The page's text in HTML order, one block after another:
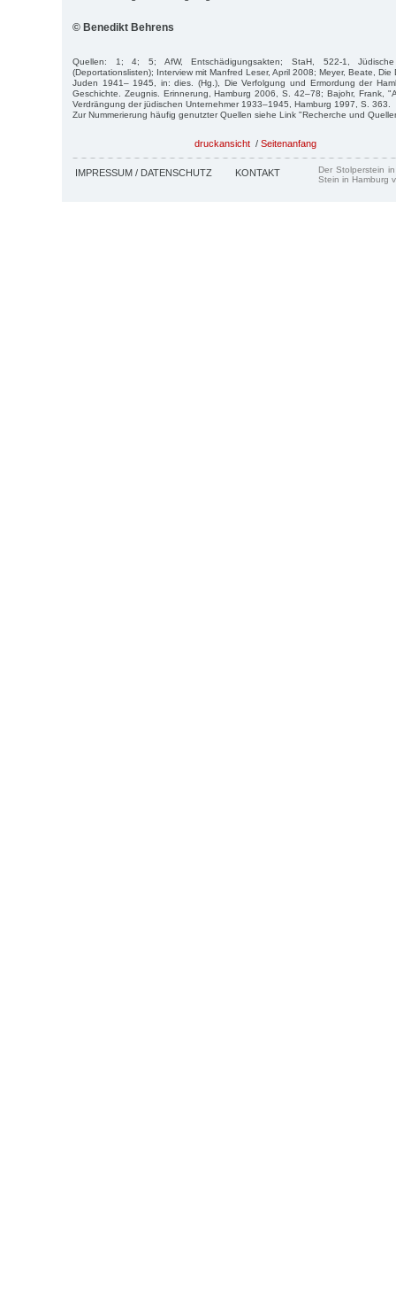
© Benedikt Behrens
Quellen: 1; 4; 5; AfW, Entschädigungsakten; StaH, 522-1,
(Deportationslisten); Interview mit Manfred Leser, April 2008; Meyer, Beate,
Juden 1941– 1945, in: dies. (Hg.), Die Verfolgung und Ermordung der
Geschichte. Zeugnis. Erinnerung, Hamburg 2006, S. 42–78; Bajohr, Frank,
Verdrängung der jüdischen Unternehmer 1933–1945, Hamburg 1997, S. 363.
Zur Nummerierung häufig genutzter Quellen siehe Link "Recherche und
druckansicht / Seitenanfang
IMPRESSUM / DATENSCHUTZ KONTAKT
Der Stolperstein
Stein in Hamburg